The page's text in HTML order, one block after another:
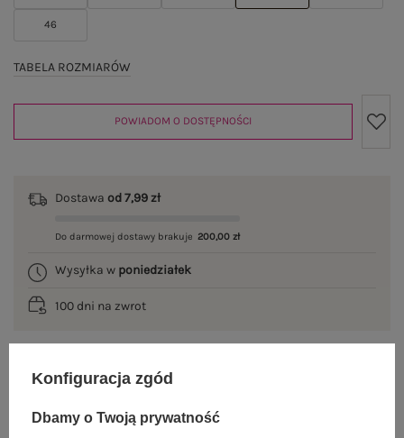
46
TABELA ROZMIARÓW
POWIADOM O DOSTĘPNOŚCI
Dostawa od 7,99 zł
Do darmowej dostawy brakuje 200,00 zł
Wysyłka w poniedziałek
100 dni na zwrot
OPIS PRODUKTU
GŁÓWNE PARAMETRY
Konfiguracja zgód
Dbamy o Twoją prywatność